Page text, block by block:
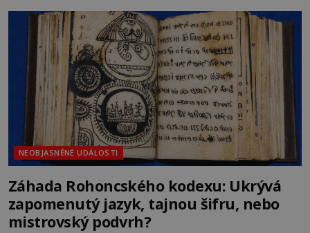
na legendě něco pravdy, nebo jde jen o fascinující
souhru okolností? Když antropolog Michail
Gerasimov (1907-1970) a
NEOBJASNĚNÉ UDÁLOSTI
Záhada Rohoncského kodexu: Ukrývá
zapomenutý jazyk, tajnou šifru, nebo
mistrovský podvrh?